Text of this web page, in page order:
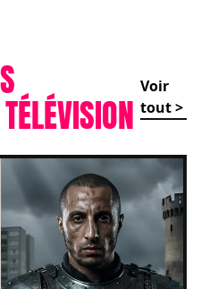
Voir
tout >